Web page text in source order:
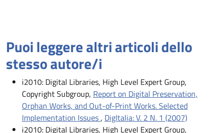
Puoi leggere altri articoli dello
stesso autore/i
i2010: Digital Libraries, High Level Expert Group,
Copyright Subgroup, Report on Digital Preservation,
Orphan Works, and Out-of-Print Works. Selected
Implementation Issues, DigItalia: V. 2 N. 1 (2007)
i2010: Digital Libraries, High Level Expert Group,